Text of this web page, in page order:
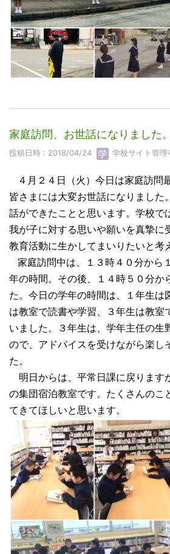
家庭訪問、お世話になりました。
投稿日時 : 2018/04/24 学校サイト管理
４月２４日（火）今日は家庭訪問
皆さまには大変お世話になりました
話ができたことと思います。学校で
我が子に対する思いや願いを真摯に
教育活動に生かしてまいりたいと考
家庭訪問中は、１３時４０分から
年の時間。その後、１４時５０分か
た。今日の学年の時間は、１年生は
は教室で読書や学習、３年生は教室
いました。３年生は、学年主任の生
ので、アドバイスを受けながら楽し
た。
明日からは、平常日課に戻ります
の集団宿泊教室です。たくさんのこ
てきてほしいと思います。